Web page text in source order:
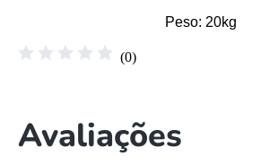
Peso: 20kg
☆ ☆ ☆ ☆ ☆ (0)
Avaliações